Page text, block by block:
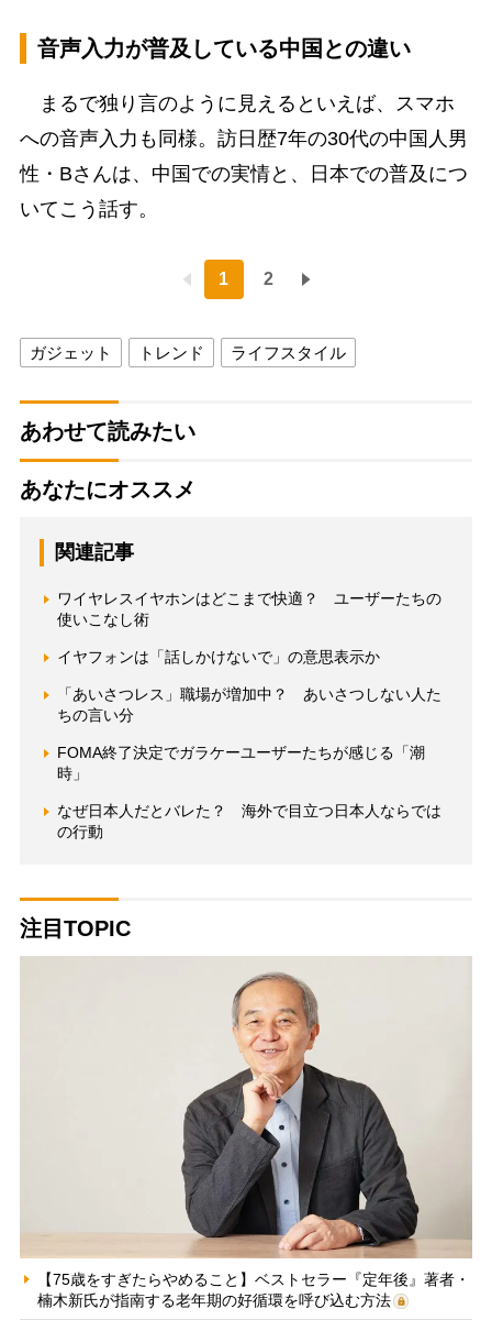
音声入力が普及している中国との違い
まるで独り言のように見えるといえば、スマホ
への音声入力も同様。訪日歴7年の30代の中国人男
性・Bさんは、中国での実情と、日本での普及につ
いてこう話す。
1 2
ガジェット トレンド ライフスタイル
あわせて読みたい
あなたにオススメ
関連記事
ワイヤレスイヤホンはどこまで快適？ ユーザーたちの
使いこなし術
イヤフォンは「話しかけないで」の意思表示か
「あいさつレス」職場が増加中？ あいさつしない人た
ちの言い分
FOMA終了決定でガラケーユーザーたちが感じる「潮
時」
なぜ日本人だとバレた？ 海外で目立つ日本人ならでは
の行動
注目TOPIC
【75歳をすぎたらやめること】ベストセラー『定年後』著者・
楠木新氏が指南する老年期の好循環を呼び込む方法